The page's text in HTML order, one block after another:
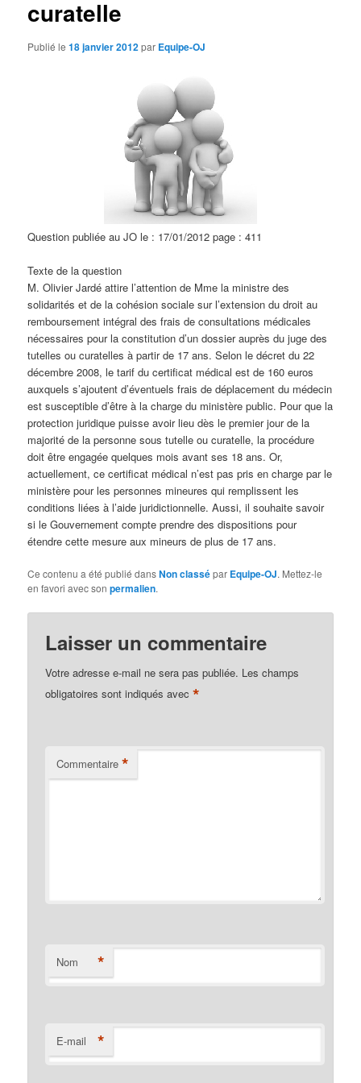
c
l
e
s
curatelle
Publié le18 janvier 2012par Equipe-OJ
Question publiée au JO le : 17/01/2012 page : 411
Texte de la question
M. Olivier Jardé attire l’attention de Mme la ministre des
solidarités et de la cohésion sociale sur l’extension du droit au
remboursement intégral des frais de consultations médicales
nécessaires pour la constitution d’un dossier auprès du juge des
tutelles ou curatelles à partir de 17 ans. Selon le décret du 22
décembre 2008, le tarif du certificat médical est de 160 euros
auxquels s’ajoutent d’éventuels frais de déplacement du médecin
est susceptible d’être à la charge du ministère public. Pour que la
protection juridique puisse avoir lieu dès le premier jour de la
majorité de la personne sous tutelle ou curatelle, la procédure
doit être engagée quelques mois avant ses 18 ans. Or,
actuellement, ce certificat médical n’est pas pris en charge par le
ministère pour les personnes mineures qui remplissent les
conditions liées à l’aide juridictionnelle. Aussi, il souhaite savoir
si le Gouvernement compte prendre des dispositions pour
étendre cette mesure aux mineurs de plus de 17 ans.
Ce contenu a été publié dansNon classépar Equipe-OJ. Mettez-le
en favori avec sonpermalien.
Laisser un commentaire
Votre adresse e-mail ne sera pas publiée. Les champs
obligatoires sont indiqués avec*
Commentaire *
Nom *
E-mail *